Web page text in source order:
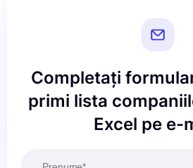
Completați
primi lista
Excel pe e-